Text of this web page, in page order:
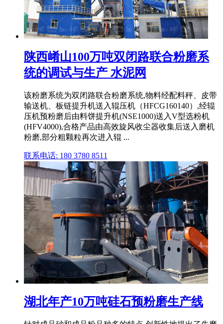
陕西崤山100万吨双闭路联合粉磨系
统的调试与生产 水泥网
该粉磨系统为双闭路联合粉磨系统,物料经配料秤、皮带
输送机、板链提升机送入辊压机（HFCG160140）,经辊
压机预粉磨后由料饼提升机(NSE1000)送入V型选粉机
(HFV4000),合格产品由高效旋风收尘器收集后送入磨机
粉磨,部分粗颗粒再次进入辊 ...
联系电话: 180 3780 8511
湖北年产10万吨硅石预粉磨生产线